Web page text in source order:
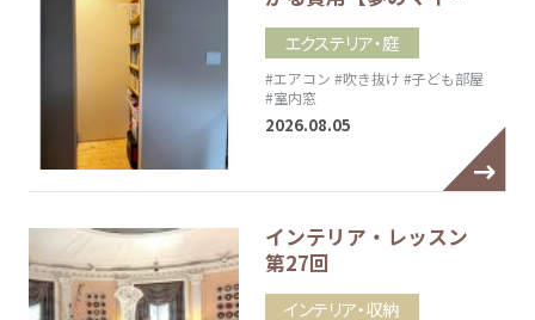
エクステリア・庭
#エアコン #吹き抜け #子ども部屋
#室内窓
2026.08.05
インテリア・レッスン
第27回
インテリア・収納